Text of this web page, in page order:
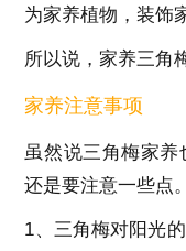
为家养植物，装饰
所以说，家养三角
家养注意事项
虽然说三角梅家养
还是要注意一些点。
1、 三角梅对阳光